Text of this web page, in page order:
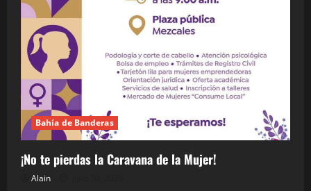
Bahía de Banderas
¡No te pierdas la Caravana de la Mujer!
Alain